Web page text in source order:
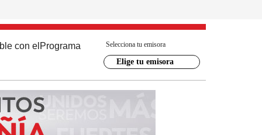
con el Programa Selecciona tu emisora
Elige tu emisora